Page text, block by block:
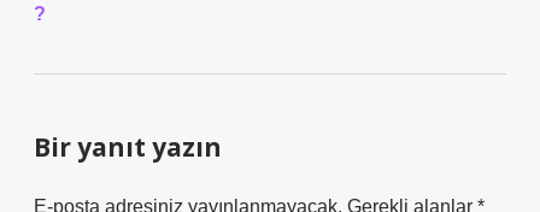
?
Bir yanıt yazın
E-posta adresiniz yayınlanmayacak. Gerekli alanlar *